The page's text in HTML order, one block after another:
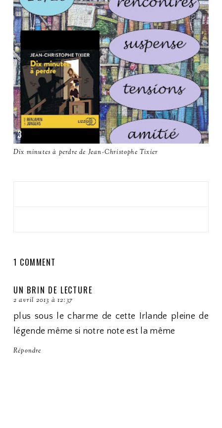
Dix minutes à perdre de Jean-Christophe Tixier
1 COMMENT
UN BRIN DE LECTURE
2 avril 2013 à 12:37
plus sous le charme de cette Irlande pleine de
légende même si notre note est la même
Répondre